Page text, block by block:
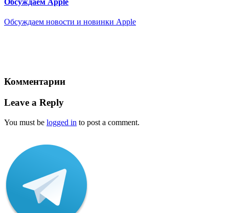
Обсуждаем Apple
Обсуждаем новости и новинки Apple
Комментарии
Leave a Reply
You must be logged in to post a comment.